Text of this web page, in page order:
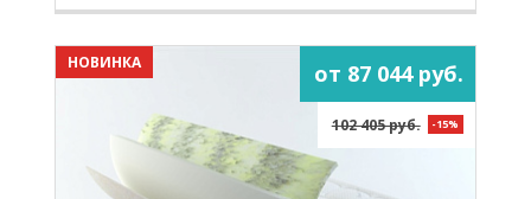
НОВИНКА от 87 044 руб.
102 405 руб. -15%